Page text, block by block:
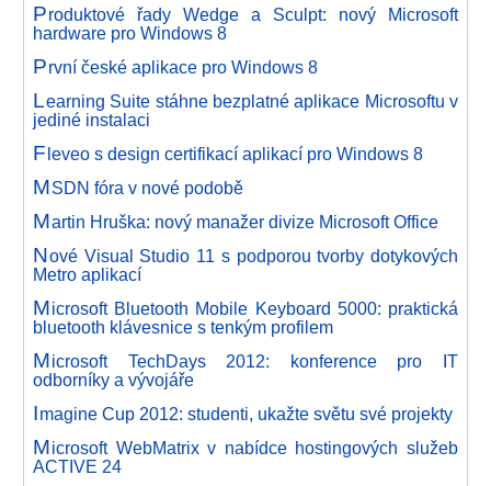
Produktové řady Wedge a Sculpt: nový Microsoft
hardware pro Windows 8
První české aplikace pro Windows 8
Learning Suite stáhne bezplatné aplikace Microsoftu v
jediné instalaci
F leveo s design certifikací aplikací pro Windows 8
MSDN fóra v nové podobě
Martin Hruška: nový manažer divize Microsoft Office
Nové Visual Studio 11 s podporou tvorby dotykových
Metro aplikací
Microsoft Bluetooth Mobile Keyboard 5000: praktická
bluetooth klávesnice s tenkým profilem
Microsoft TechDays 2012: konference pro IT
odborníky a vývojáře
Imagine Cup 2012: studenti, ukažte světu své projekty
Microsoft WebMatrix v nabídce hostingových služeb
ACTIVE 24